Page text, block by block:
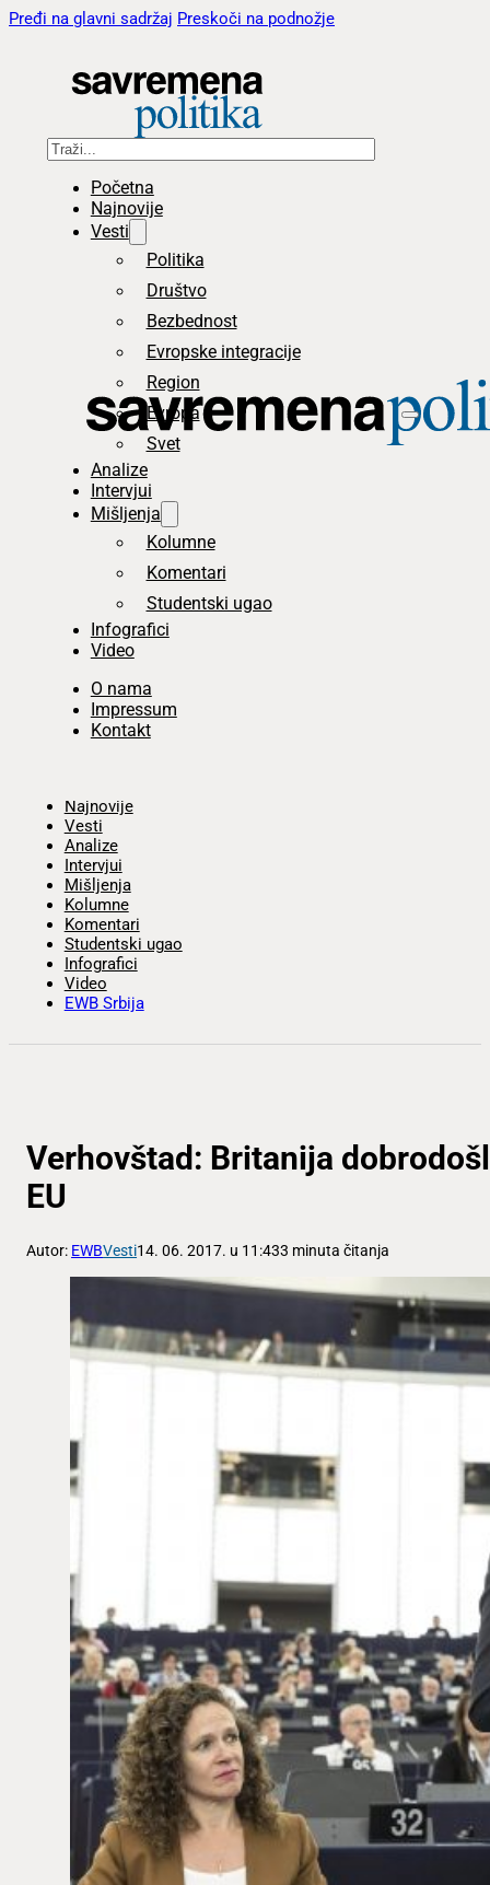
Pređi na glavni sadržaj Preskoči na podnožje
Pretraga
Početna
Najnovije
Vesti
Politika
Društvo
Bezbednost
Evropske integracije
Region
Evropa
Svet
Analize
Intervjui
Mišljenja
Kolumne
Komentari
Studentski ugao
Infografici
Video
O nama
Impressum
Kontakt
Najnovije
Vesti
Analize
Intervjui
Mišljenja
Kolumne
Komentari
Studentski ugao
Infografici
Video
EWB Srbija
Verhovštad: Britanija
EU
Autor: EWBVesti14. 06. 2017. u 11:433 minuta čitanja